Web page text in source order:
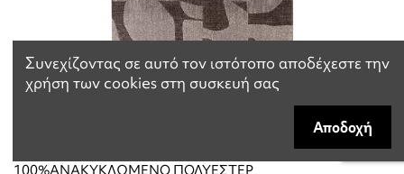
100%ΑΝΑΚΥΚΛΩΜΕΝΟ ΠΟΛΥΕΣΤΕΡ
Συνεχίζοντας σε αυτό τον ιστότοπο αποδέχεστε την
χρήση των cookies στη συσκευή σας
Αποδοχή